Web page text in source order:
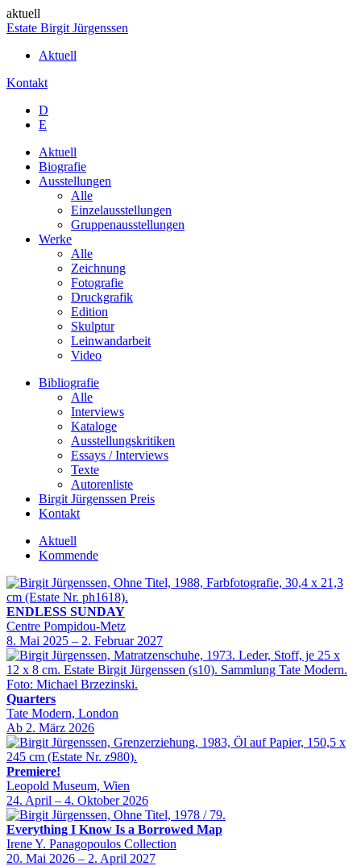
aktuell
Estate Birgit Jürgenssen
Aktuell
Kontakt
D
E
Aktuell
Biografie
Ausstellungen
Alle
Einzelausstellungen
Gruppenausstellungen
Werke
Alle
Zeichnung
Fotografie
Druckgrafik
Edition
Skulptur
Leinwandarbeit
Video
Bibliografie
Alle
Interviews
Kataloge
Ausstellungskritiken
Essays / Interviews
Texte
Autorenliste
Birgit Jürgenssen Preis
Kontakt
Aktuell
Kommende
ENDLESS SUNDAY
Centre Pompidou-Metz
8. Mai 2025 – 2. Februar 2027
Quarters
Tate Modern, London
Ab 2. März 2026
Premiere!
Leopold Museum, Wien
24. April – 4. Oktober 2026
Everything I Know Is a Borrowed Map
Irene Y. Panagopoulos Collection
20. Mai 2026 – 2. April 2027